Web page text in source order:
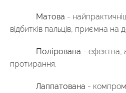
Матова -
відбитків пальців, приємна на
Полірована - ефектна,
протирання.
Лаппатована -